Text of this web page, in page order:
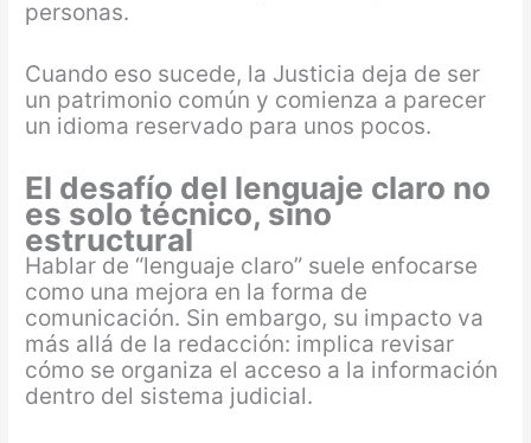
personas.
Cuando eso sucede, la Justicia deja de ser
un patrimonio común y comienza a parecer
un idioma reservado para unos pocos.
El desafío del lenguaje claro no
es solo técnico, sino
estructural
Hablar de “lenguaje claro” suele enfocarse
como una mejora en la forma de
comunicación. Sin embargo, su impacto va
más allá de la redacción: implica revisar
cómo se organiza el acceso a la información
dentro del sistema judicial.